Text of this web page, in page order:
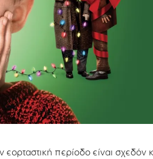
περίοδο είναι σχεδόν